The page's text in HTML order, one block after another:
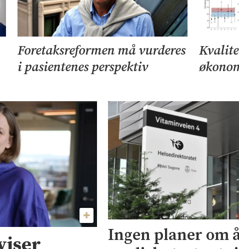
Foretaksreformen må vurderes
i pasientenes perspektiv
Ingen planer om